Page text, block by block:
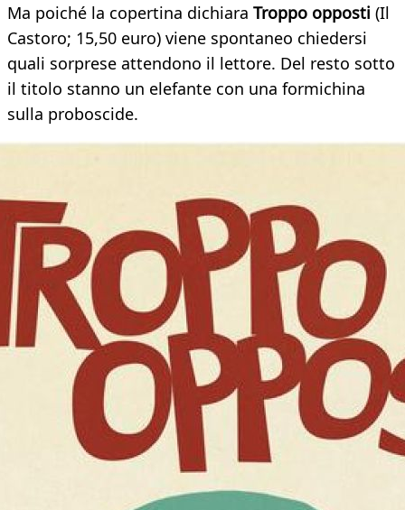
Ma poiché la copertina dichiara Troppo opposti (Il
Castoro; 15,50 euro) viene spontaneo chiedersi
quali sorprese attendono il lettore. Del resto sotto
il titolo stanno un elefante con una formichina
sulla proboscide.